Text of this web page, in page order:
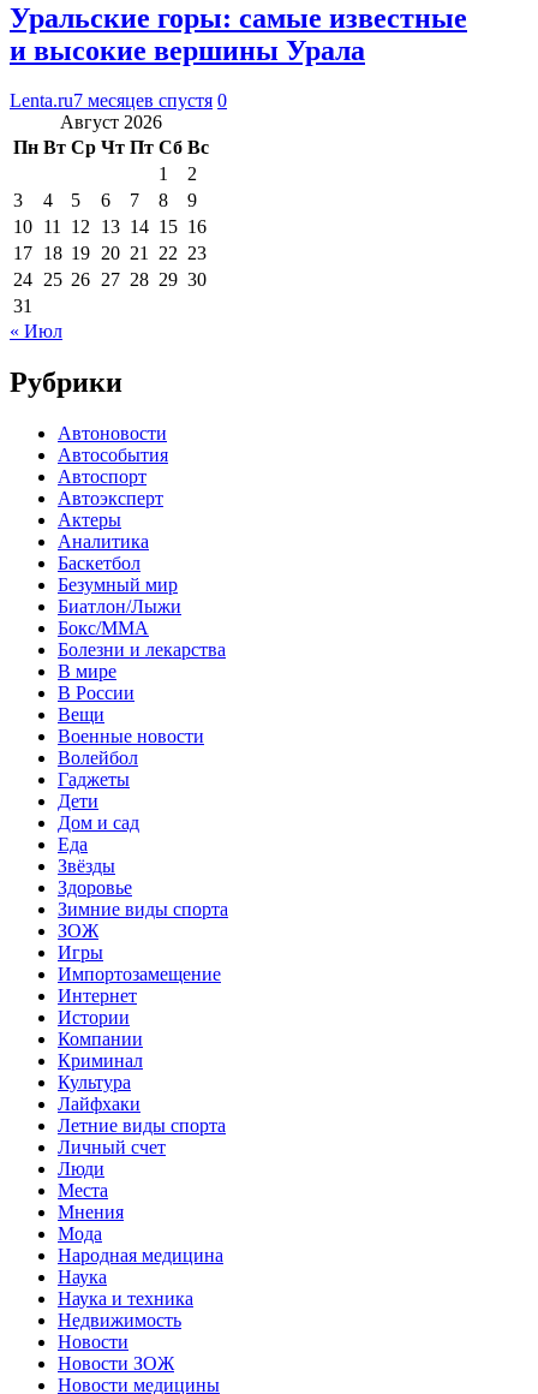
Уральские горы: самые известные
и высокие вершины Урала
Lenta.ru7 месяцев спустя 0
Август 2026
Пн Вт Ср Чт Пт Сб Вс
1
2
3
4 5 6 7 8
9
10 11 12 13 14 15 16
17 18 19 20 21 22 23
24 25 26 27 28 29 30
31
« Июл
Рубрики
Автоновости
Автособытия
Автоспорт
Автоэксперт
Актеры
Аналитика
Баскетбол
Безумный мир
Биатлон/Лыжи
Бокс/MMA
Болезни и лекарства
В мире
В России
Вещи
Военные новости
Волейбол
Гаджеты
Дети
Дом и сад
Еда
Звёзды
Здоровье
Зимние виды спорта
ЗОЖ
Игры
Импортозамещение
Интернет
Истории
Компании
Криминал
Культура
Лайфхаки
Летние виды спорта
Личный счет
Люди
Места
Мнения
Мода
Народная медицина
Наука
Наука и техника
Недвижимость
Новости
Новости ЗОЖ
Новости медицины